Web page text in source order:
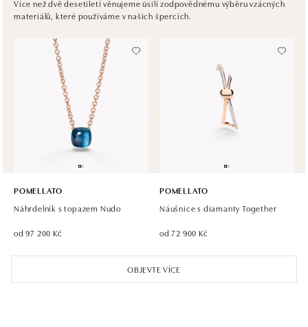
tel.: +421 917 090 372
Halada OC Aupark, Bratislava
Einsteinova 18, 851 01 Bratislava
tel.: +421 917 090 891
zítra otevřeno od 10:00
Více než dvě desetiletí věnujeme úsilí zodpovědnému výběru vzácných
materiálů, které používáme v našich špercích.
OBJEVTE VÍCE
POMELLATO
Náhrdelník s topazem Nudo
od 97 200 Kč
POMELLATO
Náušnice s diamanty Together
od 72 900 Kč